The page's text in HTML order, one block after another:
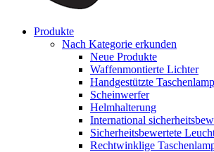
Produkte
Nach Kategorie erkunden
Neue Produkte
Waffenmontierte Lichter
Handgestützte
Scheinwerfer
Helmhalterung
International
Sicherheitsbewertete
Rechtwinklige